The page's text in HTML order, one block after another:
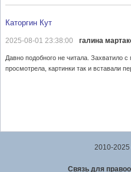
Каторгин Кут
2025-08-01 23:38:00 галина
Давно подобного не читала. Захватило
просмотрела, картинки так и вставали
2010-
Cвязь для